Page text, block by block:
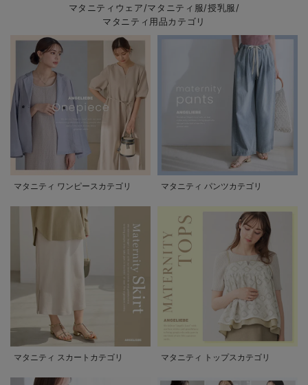
マタニティウェア/マタニティ服/授乳服/
マタニティ用品カテゴリ
マタニティ ワンピースカテゴリ マタニティ パンツカテゴリ
マタニティ スカートカテゴリ マタニティ トップスカテゴリ